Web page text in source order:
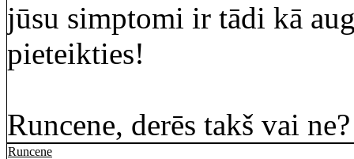
jūsu simptomi ir tādi kā
pieteikties!
Runcene, derēs takš vai ne?
Runcene